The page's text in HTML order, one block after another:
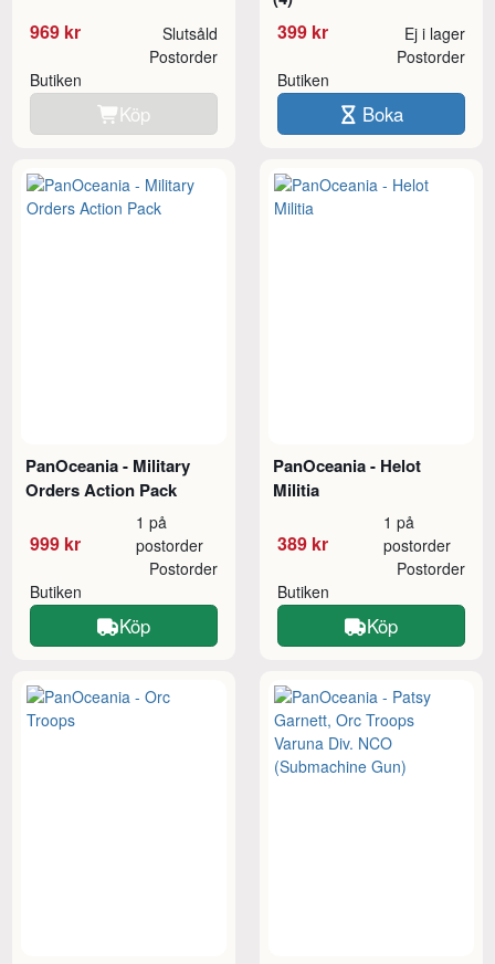
969 kr Slutsåld
Butiken
Postorder
Köp
399 kr Ej i lager
Butiken
Postorder
Boka
PanOceania - Military
Orders Action Pack
999 kr
1 på
postorder
Butiken
Postorder
Köp
PanOceania - Helot
Militia
389 kr
1 på
postorder
Butiken
Postorder
Köp